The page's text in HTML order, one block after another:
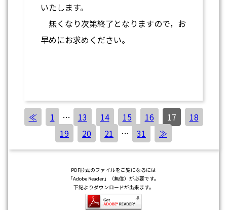
いたします。
無くなり次第終了となりますので，お
早めにお求めください。
≪ 1 … 13 14 15 16 17
18
19
20 21 … 31 ≫
PDF形式のファイルをご覧になるには
「Adobe Reader」（無償）が必要です。
下記よりダウンロードが出来ます。